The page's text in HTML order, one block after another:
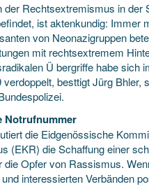
der Rechtsextremismus in der
ist aktenkundig: Immer
von Neonazigruppen
mit rechtsextremem
Ü bergriffe habe sich
verdoppelt, besttigt Jürg Bhler,
Notrufnummer
die Eidgenössische
(EKR) die Schaffung einer
die Opfer von Rassismus.
interessierten Verbänden